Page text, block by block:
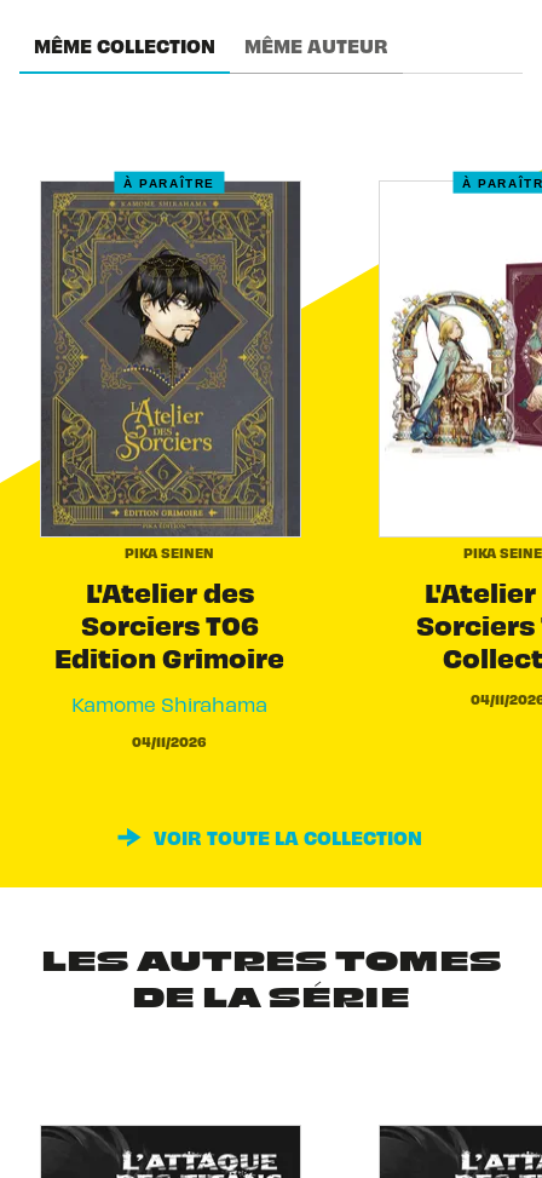
MÊME COLLECTION MÊME AUTEUR
À PARAÎTRE
PIKA SEINEN
L'Atelier des
Sorciers T06
Edition Grimoire
Kamome Shirahama
04/11/2026
À
PIKA
L'Atelier
Sorciers
04/11/
VOIR TOUTE LA COLLECTION
LES AUTRES TOMES
DE LA SÉRIE